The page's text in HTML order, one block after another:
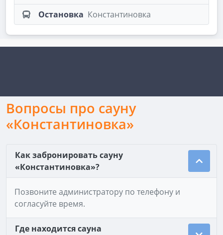
Остановка Константиновка
Вопросы про сауну
«Константиновка»
Как забронировать сауну
«Константиновка»?
Позвоните администратору по телефону и
согласуйте время.
Где находится сауна